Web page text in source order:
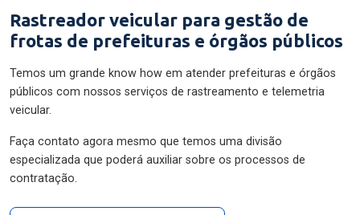
Rastreador veicular para gestão de
frotas de prefeituras e órgãos públicos
Temos um grande know how em atender prefeituras e órgãos
públicos com nossos serviços de rastreamento e telemetria
veicular.
Faça contato agora mesmo que temos uma divisão
especializada que poderá auxiliar sobre os processos de
contratação.